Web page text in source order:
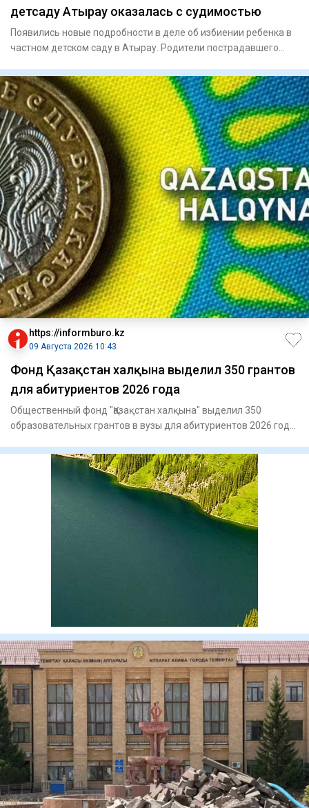
детсаду Атырау оказалась с судимостью
Появились новые подробности в деле об избиении ребенка в
частном детском саду в Атырау. Родители пострадавшего
https://informburo.kz
09 Августа 2026 10:43
Фонд Қазақстан халқына выделил 350 грантов
для абитуриентов 2026 года
Общественный фонд "Қазақстан халқына" выделил 350
образовательных грантов в вузы для абитуриентов 2026 года,